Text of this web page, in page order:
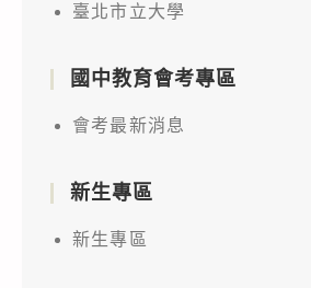
臺北市立大學
國中教育會考專區
會考最新消息
新生專區
新生專區